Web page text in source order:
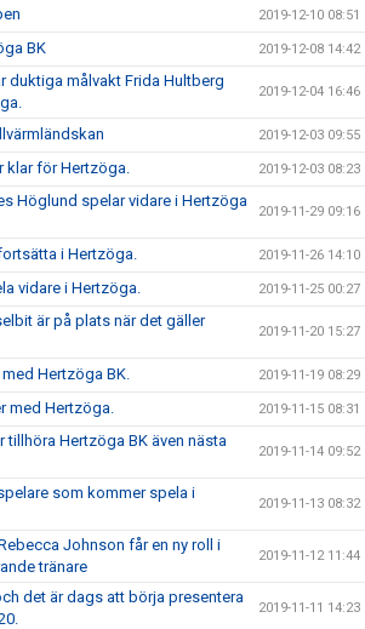
2019-12-10 08:51
BK 2019-12-08 14:42
duktiga målvakt Frida Hultberg
2019-12-04 16:46
2019-12-03 09:55
klar för Hertzöga. 2019-12-03 08:23
Höglund spelar vidare i Hertzöga
2019-11-29 09:16
i Hertzöga. 2019-11-26 14:10
vidare i Hertzöga. 2019-11-25 00:27
är på plats när det gäller
2019-11-20 15:27
Hertzöga BK. 2019-11-19 08:29
med Hertzöga. 2019-11-15 08:31
Hertzöga BK även nästa
2019-11-14 09:52
som kommer spela i
2019-11-13 08:32
Johnson får en ny roll i
tränare
2019-11-12 11:44
det är dags att börja presentera
2019-11-11 14:23